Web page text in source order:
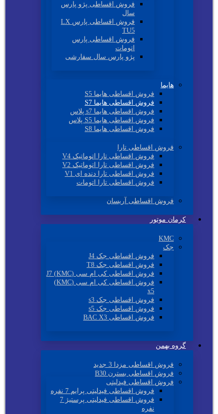
فروش اقساطی پژو پارس
سال
فروش اقساطی پارس LX
TU5
فروش اقساطی پارس
اتومات
پژو پارس سال سفارشی
هایما
فروش اقساطی هایما S5
فروش اقساطی هایما S7
فروش اقساطی هایما s7 پلاس
فروش اقساطی هایما S5 پلاس
فروش اقساطی هایما S8
فروش اقساطی تارا
فروش اقساطی تارا اتوماتیک V4
فروش اقساطی تارا اتوماتیک V2
فروش اقساطی تارا دنده ای V1
فروش اقساطی تارا اتومات
فروش اقساطی آریسان
کرمان موتور
KMC
جک
فروش اقساطی جک J4
فروش اقساطی جک T8
فروش اقساطی کی ام سی (KMC) J7
فروش اقساطی کی ام سی (KMC)
x5
فروش اقساطی جک s3
فروش اقساطی جک s5
فروش اقساطی BAC X3
گروه بهمن
فروش اقساطی مزدا 3 جدید
فروش اقساطی بسترن B30
فروش اقساطی فیدلیتی
فروش اقساطی فیدلیتی پرایم 7 نفره
فروش اقساطی فیدلیتی پرستیژ 7
نفره